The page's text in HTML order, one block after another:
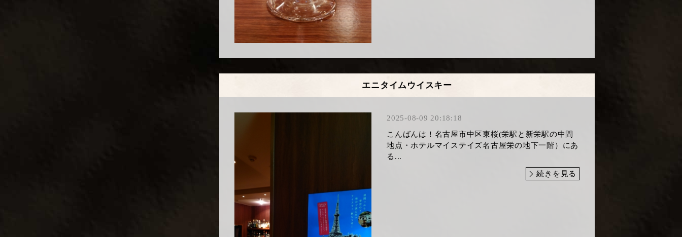
エニタイムウイスキー
2025-08-09 20:18:18
こんばんは！名古屋市中区東桜(栄駅と新栄駅の中間
地点・ホテルマイステイズ名古屋栄の地下一階）にあ
る...
続きを見る